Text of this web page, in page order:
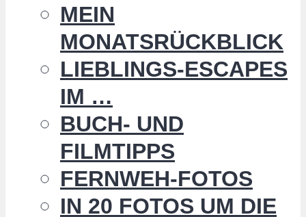
MEIN
MONATSRÜCKBLICK
LIEBLINGS-ESCAPES
IM …
BUCH- UND
FILMTIPPS
FERNWEH-FOTOS
IN 20 FOTOS UM DIE